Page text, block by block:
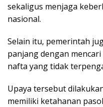
sekaligus menjaga
nasional.
Selain itu, pemerintah
panjang dengan
nafta yang tidak
Upaya tersebut
memiliki ketahanan